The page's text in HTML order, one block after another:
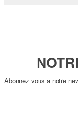
Abonnez vous a notre